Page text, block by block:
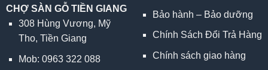
CHỢ SÀN GỖ TIỀN GIANG
308 Hùng Vương, Mỹ
Tho, Tiền Giang
Mob: 0963 322 088
Bảo hành – Bảo dưỡng
Chính Sách Đổi Trả Hàng
Chính sách giao hàng